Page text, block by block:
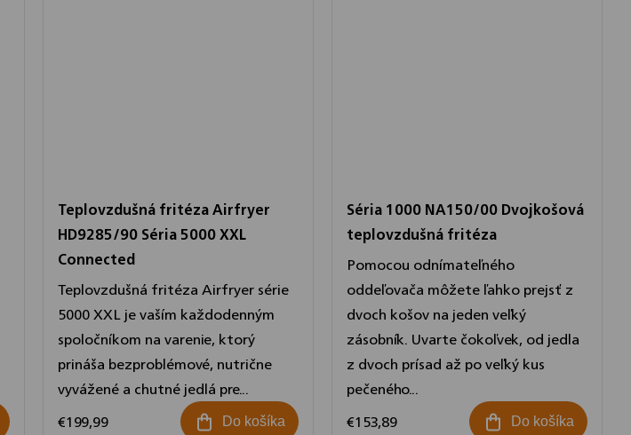
Teplovzdušná fritéza Airfryer
HD9285/90 Séria 5000 XXL
Connected
€199,99 Do košíka
Teplovzdušná fritéza Airfryer série
5000 XXL je vaším každodenným
spoločníkom na varenie, ktorý
prináša bezproblémové, nutrične
vyvážené a chutné jedlá pre...
Séria 1000 NA150/00 Dvojkošová
teplovzdušná fritéza
€153,89 Do košíka
Pomocou odnímateľného
oddeľovača môžete ľahko prejsť z
dvoch košov na jeden veľký
zásobník. Uvarte čokoľvek, od jedla
z dvoch prísad až po veľký kus
pečeného...